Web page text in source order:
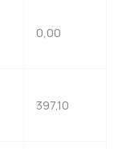
0,00
397,10